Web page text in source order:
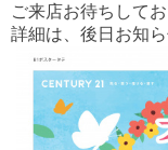
ご来店お待ちして
詳細は、後日お知